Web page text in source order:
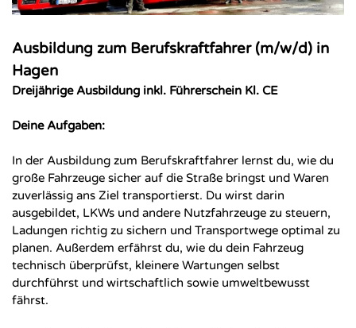
Ausbildung zum Berufskraftfahrer (m/w/d) in
Hagen
Dreijährige Ausbildung inkl. Führerschein Kl. CE
Deine Aufgaben:
In der Ausbildung zum Berufskraftfahrer lernst du, wie du
große Fahrzeuge sicher auf die Straße bringst und Waren
zuverlässig ans Ziel transportierst. Du wirst darin
ausgebildet, LKWs und andere Nutzfahrzeuge zu steuern,
Ladungen richtig zu sichern und Transportwege optimal zu
planen. Außerdem erfährst du, wie du dein Fahrzeug
technisch überprüfst, kleinere Wartungen selbst
durchführst und wirtschaftlich sowie umweltbewusst
fährst.